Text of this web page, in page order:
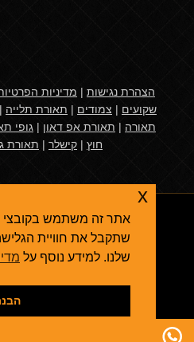
הצהרת נגישות | מדיניות
שקועים | צמודים | תאורת תלייה |
תאורה | תאורת אפ דאון | גופי
חוץ | קישלר | תאורת
קידום אתרים בגוגל
שתקבל את חוויית
שלנו. למידע נוסף על
x